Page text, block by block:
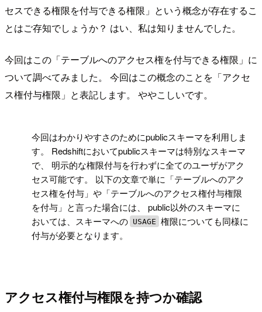
セスできる権限を付与できる権限」という概念が存在するこ
とはご存知でしょうか？ はい、私は知りませんでした。
今回はこの「テーブルへのアクセス権を付与できる権限」に
ついて調べてみました。 今回はこの概念のことを「アクセ
ス権付与権限」と表記します。 ややこしいです。
今回はわかりやすさのためにpublicスキーマを利用しま
す。 Redshiftにおいてpublicスキーマは特別なスキーマ
で、 明示的な権限付与を行わずに全てのユーザがアク
セス可能です。 以下の文章で単に「テーブルへのアク
セス権を付与」や「テーブルへのアクセス権付与権限
を付与」と言った場合には、 public以外のスキーマに
おいては、スキーマへの USAGE 権限についても同様に
付与が必要となります。
アクセス権付与権限を持つか確認